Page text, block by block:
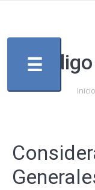
Estás aquí: Inicio
☰